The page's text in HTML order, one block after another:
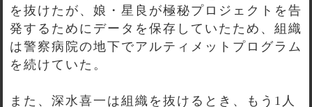
を抜けたが、娘・星良が極秘プロジェクトを告
発するためにデータを保存していたため、組織
は警察病院の地下でアルティメットプログラム
を続けていた。
また、深水喜一は組織を抜けるとき、もう1人